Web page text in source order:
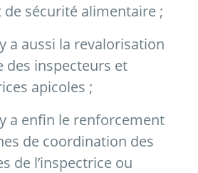
de sécurité alimentaire ;
a aussi la revalorisation
des inspecteurs et
apicoles ;
a enfin le renforcement
de coordination des
de l’inspectrice ou